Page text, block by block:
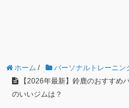
ホーム / パーソナルトレーニン
【2026年最新】鈴鹿のおすすめ
のいいジムは？